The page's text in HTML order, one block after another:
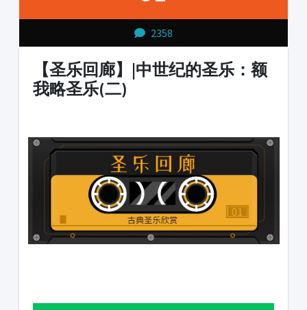
2358
【圣乐回廊】|中世纪的圣乐：额
我略圣乐(二)